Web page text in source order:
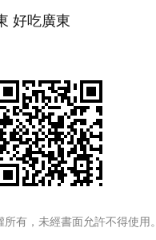
好吃廣東
有，未經書面允許不得使用。